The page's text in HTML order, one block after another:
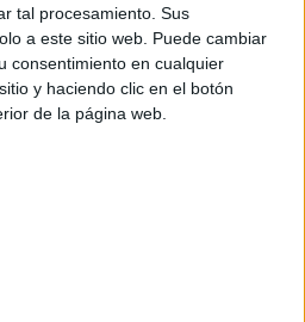
tal procesamiento. Sus
a este sitio web. Puede cambiar
consentimiento en cualquier
y haciendo clic en el botón
de la página web.
ofrecer diferentes
para que los